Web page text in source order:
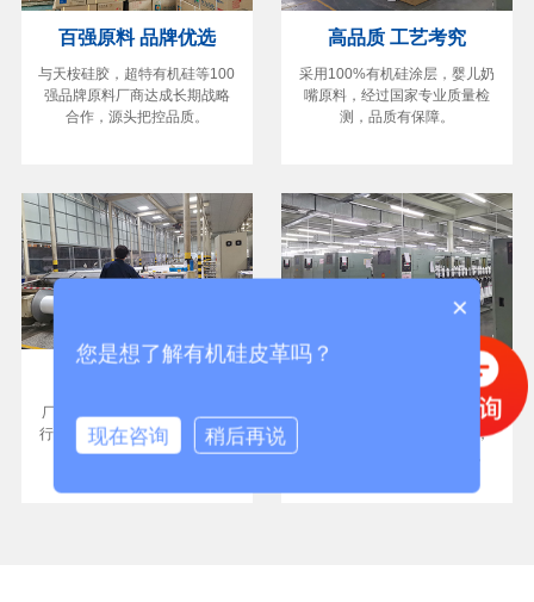
百强原料 品牌优选
与天桉硅胶，超特有机硅等100
强品牌原料厂商达成长期战略
合作，源头把控品质。
高品质 工艺考究
采用100%有机硅涂层，婴儿奶
嘴原料，经过国家专业质量检
测，品质有保障。
厂区引进5S管理体系，生产执
行ISO质量管理体系标准，通过
美标四分制检验后出货。
全系产品通过SGS/OCS环保认
证，确保产品符合环保标准，
×
您是想了解有机硅皮革吗？
现在咨询 稍后再说